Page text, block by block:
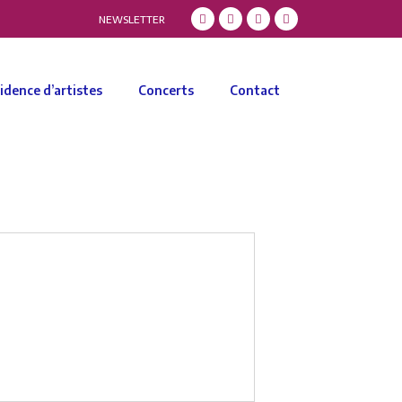
NEWSLETTER
d’artistes Concerts Contact